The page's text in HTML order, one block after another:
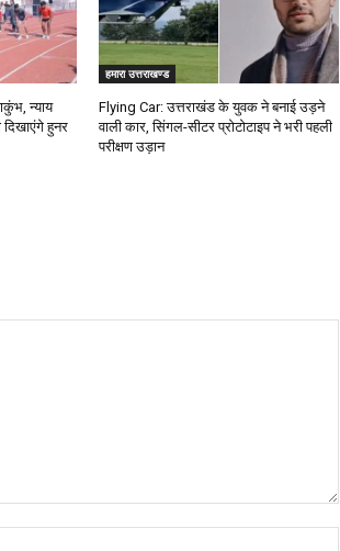
न्याय
हुनर
हमारा उत्तराखण्ड
Flying Car: उत्तराखंड के युवक ने बनाई उड़ने
वाली कार, सिंगल-सीटर प्रोटोटाइप ने भरी पहली
परीक्षण उड़ान